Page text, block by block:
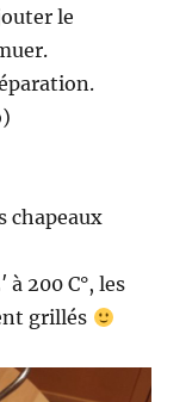
le
chapeaux
à 200 C°, les
grillés